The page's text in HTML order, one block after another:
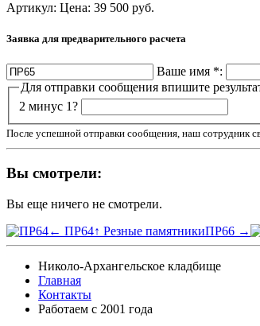
Артикул: Цена: 39 500 руб.
Заявка для предварительного расчета
Ваше имя *:
Для отправки сообщения впишите
2 минус 1?
После успешной отправки сообщения, наш сотрудник
Вы смотрели:
Вы еще ничего не смотрели.
← ПР64↑ Резные памятникиПР66 →
Николо-Архангельское кладбище
Главная
Контакты
Работаем с 2001 года